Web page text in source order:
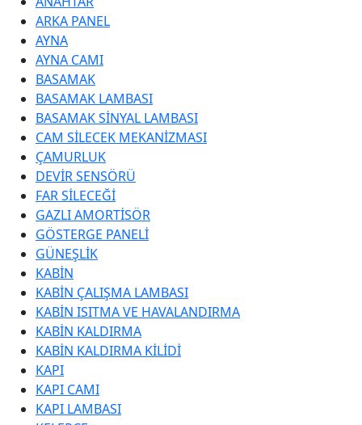
ARKA PANEL
AYNA
AYNA CAMI
BASAMAK
BASAMAK LAMBASI
BASAMAK SİNYAL LAMBASI
CAM SİLECEK MEKANİZMASI
ÇAMURLUK
DEVİR SENSÖRÜ
FAR SİLECEĞİ
GAZLI AMORTİSÖR
GÖSTERGE PANELİ
GÜNEŞLİK
KABİN
KABİN ÇALIŞMA LAMBASI
KABİN ISITMA VE HAVALANDIRMA
KABİN KALDIRMA
KABİN KALDIRMA KİLİDİ
KAPI
KAPI CAMI
KAPI LAMBASI